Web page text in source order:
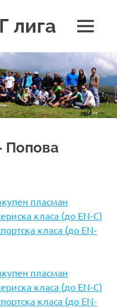
лига MENU
Попова
пласман
класа (до EN-C)
класа (до EN-
пласман
класа (до EN-C)
класа (до EN-